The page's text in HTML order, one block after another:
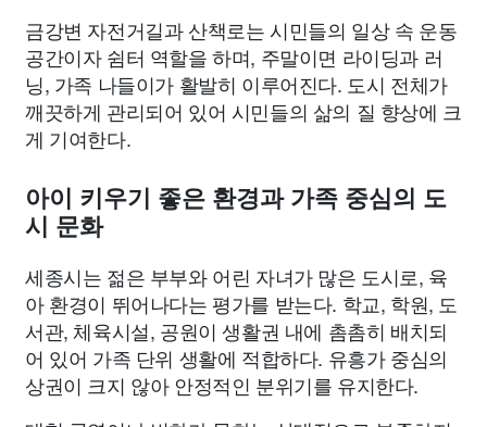
금강변 자전거길과 산책로는 시민들의 일상 속 운동
공간이자 쉼터 역할을 하며, 주말이면 라이딩과 러
닝, 가족 나들이가 활발히 이루어진다. 도시 전체가
깨끗하게 관리되어 있어 시민들의 삶의 질 향상에 크
게 기여한다.
아이 키우기 좋은 환경과 가족 중심의 도
시 문화
세종시는 젊은 부부와 어린 자녀가 많은 도시로, 육
아 환경이 뛰어나다는 평가를 받는다. 학교, 학원, 도
서관, 체육시설, 공원이 생활권 내에 촘촘히 배치되
어 있어 가족 단위 생활에 적합하다. 유흥가 중심의
상권이 크지 않아 안정적인 분위기를 유지한다.